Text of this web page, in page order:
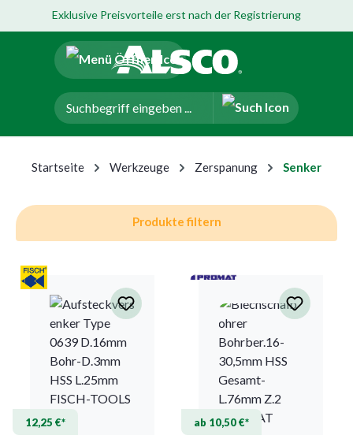
Hauptinhalt springen
Zur Navigation der B2B-Plattform springen
Exklusive Preisvorteile erst nach der Registrierung
Startseite Werkzeuge Zerspanung Senker
Produkte filtern
12,25 €* ab 10,50 €*